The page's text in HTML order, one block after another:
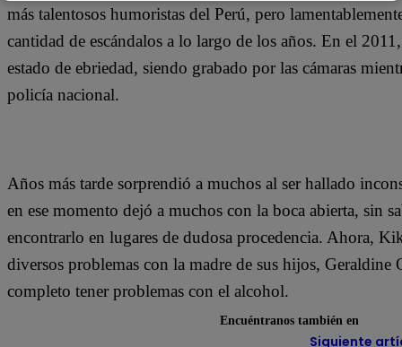
más talentosos humoristas del Perú, pero
cantidad de escándalos a lo largo de los años. En el
estado de ebriedad, siendo grabado por las cámaras
policía nacional.
Años más tarde sorprendió a muchos al ser hallado
en ese momento dejó a muchos con la boca abierta, sin
encontrarlo en lugares de dudosa procedencia. Ahora,
diversos problemas con la madre de sus hijos, Geraldine
completo tener problemas con el alcohol.
Siguiente
Encuéntranos también en